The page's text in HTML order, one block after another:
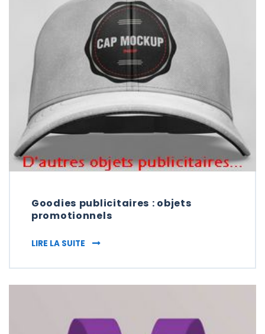
Goodies publicitaires : objets
promotionnels
LIRE LA SUITE GOODIES PUBLICITAIRES : OBJETS